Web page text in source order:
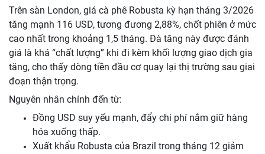
Trên sàn London, giá cà phê Robusta kỳ hạn tháng 3/2026
tăng mạnh 116 USD, tương đương 2,88%, chốt phiên ở mức
cao nhất trong khoảng 1,5 tháng. Đà tăng này được đánh
giá là khá “chất lượng” khi đi kèm khối lượng giao dịch gia
tăng, cho thấy dòng tiền đầu cơ quay lại thị trường sau giai
đoạn thận trọng.
Nguyên nhân chính đến từ:
Đồng USD suy yếu mạnh, đẩy chi phí nắm giữ hàng
hóa xuống thấp.
Xuất khẩu Robusta của Brazil trong tháng 12 giảm